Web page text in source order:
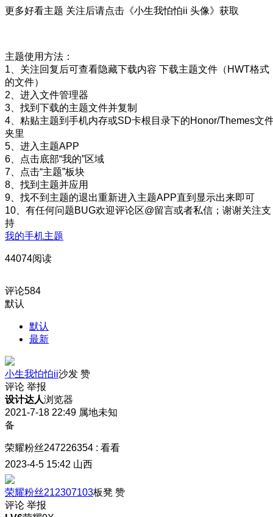
更多好看主题 关注后请点击《小生我怕怕ii 头像》获取
主题使用方法：
1、关注回复后可查看隐藏下载内容 下载主题文件（HWT格式
的文件）
2、进入文件管理器
3、找到下载的主题文件并复制
4、粘贴主题到手机内存或SD卡根目录下的Honor/Themes文
夹里
5、进入主题APP
6、点击底部“我的”区域
7、点击“主题”板块
8、找到主题并应用
9、找不到主题的退出重新进入主题APP直到显示出来即可
10、有任何问题BUG欢迎评论区@留言或者私信；谢谢关注支
持
我的手机主题
44074阅读
评论584
默认
默认
最新
小生我怕怕ii沙发 赞
评论 举报
设计达人浏览器
2021-7-18 22:49 属地未知
备
荣耀粉丝247226354 : 看看
2023-4-5 15:42 山西
荣耀粉丝212307103板凳 赞
评论 举报